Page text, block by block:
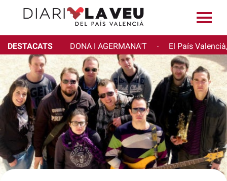
DESTACATS DONA I AGERMANA'T · El País